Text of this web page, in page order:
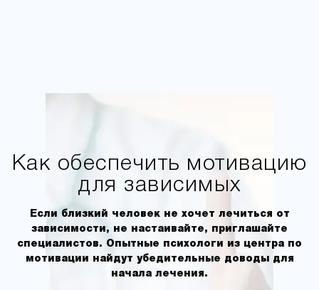
Как обеспечить мотивацию
для зависимых
Если близкий человек не хочет лечиться от
зависимости, не настаивайте, приглашайте
специалистов. Опытные психологи из центра по
мотивации найдут убедительные доводы для
начала лечения.